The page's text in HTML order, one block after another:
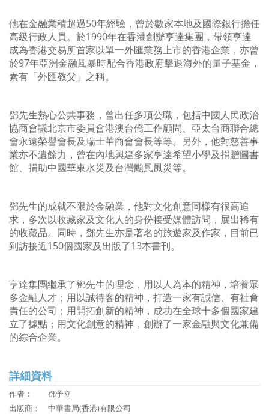
他在金融業積超過50年經驗，曾於數家本地及國際銀行擔任
高級行政人員。於1990年在香港創辦亨達集團，帶領亨達
成為香港交易所首家以單一外匯業務上市的香港企業，亦曾
於97年亞洲金融風暴時配合香港政府擊退海外的量子基金，
素有「外匯教父」之稱。
鄧先生熱心公共事務，曾出任多項公職，包括中國人民政治
協商會議北京市委員會港澳台僑工作顧問、亞太台商聯合總
會永遠榮譽會長及瑞士華商會會長等等。另外，他對慈善事
業亦不遺餘力，曾在內地興建多家亨達希望小學及捐贈圖書
館、捐助中國華東水災及台灣颱風風災等。
鄧先生的成就不限於金融業，他對文化創意同樣有很高追
求，多次以收藏家及文化人的身份接受媒體訪問，展出稀有
的收藏品。同時，鄧先生亦是著名的旅遊家及作家，目前已
到訪接近150個國家及出版了13本書刊。
亨達集團繼承了鄧先生的理念，用以人為本的精神，培養眾
多金融人才；用以誠待客的精神，打造一家有誠信、有社會
責任的公司；用開拓創新的精神，成功在全球十多個國家建
立了據點；用文化創意的精神，創辦了一家金融與文化兼備
的綜合企業。
詳細資料
作者： 鄧予立
出版商： 中華書局(香港)有限公司